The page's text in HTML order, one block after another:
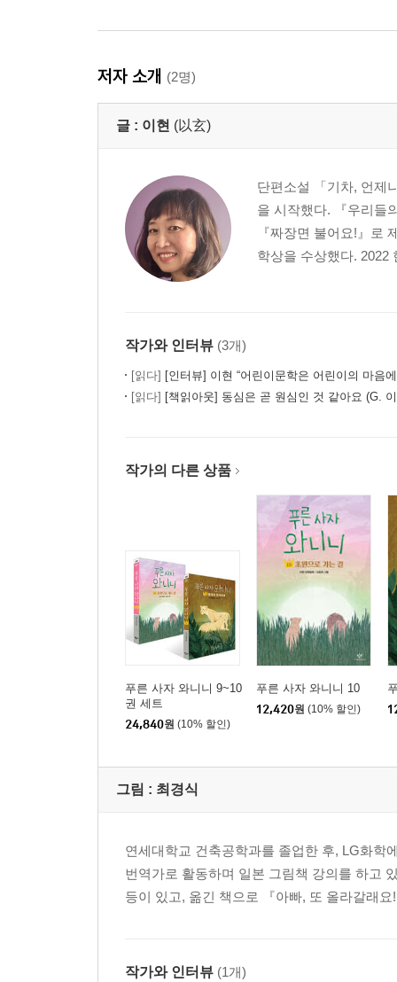
저자 소개 (2명)
글 : 이현 (以玄)
단편소설 「기차, 언제
을 시작했다. 『우리들
『짜장면 불어요!』로
학상을 수상했다. 2022
작가와 인터뷰 (3개)
[읽다] [인터뷰] 이현 “어린이문학은 어린이의 마음에 이름을 붙여주는
[읽다] [책읽아웃] 동심은 곧 원심인 것 같아요 (G.
작가의 다른 상품
푸른 사자 와니니 9~10
권 세트
24,840원 (10% 할인)
푸른 사자 와니니 10
12,420원 (10% 할인)
그림 : 최경식
연세대학교 건축공학과를 졸업한 후, LG화학
번역가로 활동하며 일본 그림책 강의를 하고
등이 있고, 옮긴 책으로 『아빠, 또 올라갈래
작가와 인터뷰 (1개)